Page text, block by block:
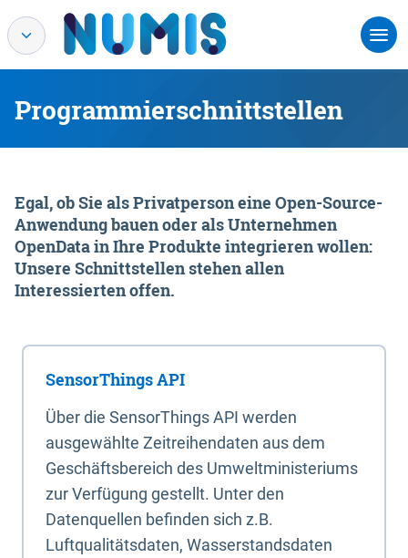
Programmierschnittstellen
Egal, ob Sie als Privatperson eine Open-Source-
Anwendung bauen oder als Unternehmen
OpenData in Ihre Produkte integrieren wollen:
Unsere Schnittstellen stehen allen
Interessierten offen.
SensorThings API
Über die SensorThings API werden
ausgewählte Zeitreihendaten aus dem
Geschäftsbereich des Umweltministeriums
zur Verfügung gestellt. Unter den
Datenquellen befinden sich z.B.
Luftqualitätsdaten, Wasserstandsdaten